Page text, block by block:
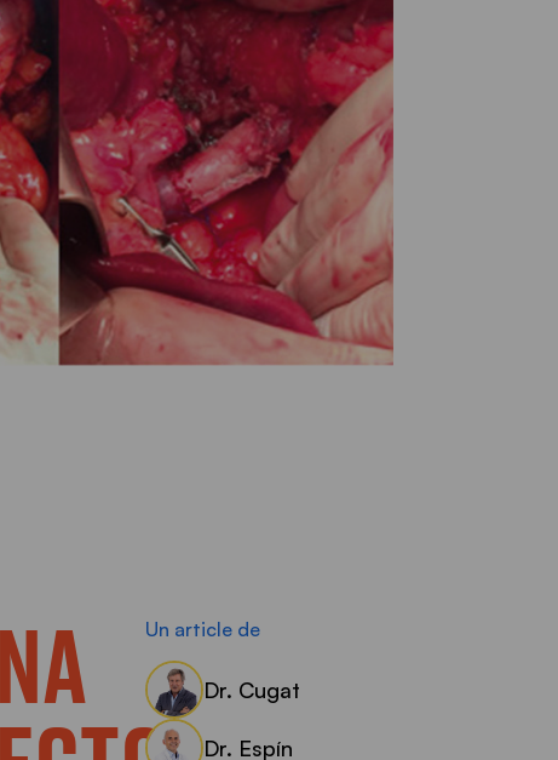
Un article de
Dr. Cugat
Dr. Espín